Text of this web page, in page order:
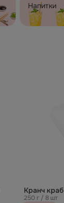
Напитки
Кранч краб
250 г / 8 шт